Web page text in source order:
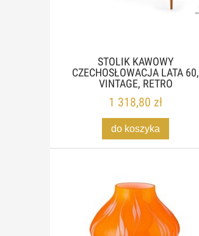
STOLIK KAWOWY
CZECHOSŁOWACJA LATA 60,
VINTAGE, RETRO
1 318,80 zł
do koszyka